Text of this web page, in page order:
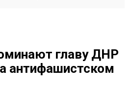
главу ДНР
антифашистском